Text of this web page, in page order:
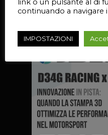
Approfondisci
continuando a navigare
IMPOSTAZIONI